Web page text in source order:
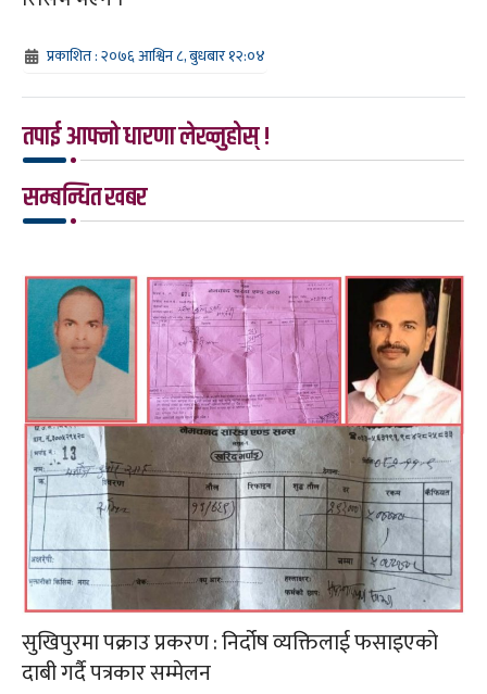
प्रकाशित : २०७६ आश्विन ८, बुधबार १२:०४
तपाई आफ्नो धारणा लेख्नुहोस् !
सम्बन्धित खबर
सुखिपुरमा पक्राउ प्रकरण : निर्दोष व्यक्तिलाई फसाइएको
दाबी गर्दै पत्रकार सम्मेलन